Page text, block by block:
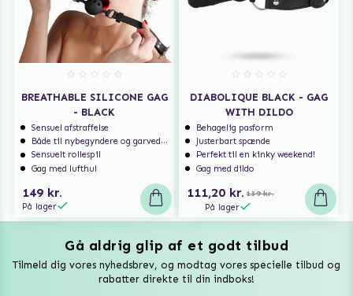
BREATHABLE SILICONE GAG
- BLACK
Sensuel afstraffelse
Både til nybegyndere og garvede eksperter
Sensuelt rollespil
Gag med lufthul
149 kr.
På lager
DIABOLIQUE BLACK - GAG
WITH DILDO
Behagelig pasform
Justerbart spænde
Perfekt til en kinky weekend!
Gag med dildo
111,20 kr. 139 kr.
På lager
Gå aldrig glip af et godt tilbud
Tilmeld dig vores nyhedsbrev, og modtag vores specielle tilbud og
rabatter direkte til din indboks!
Vuxen Magazine